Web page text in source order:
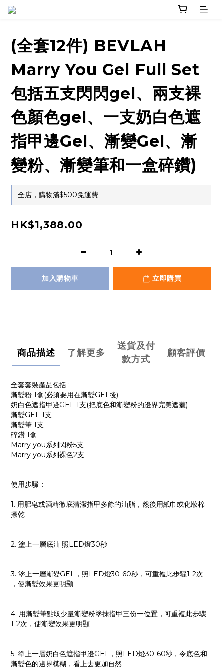
(全套12件) BEVLAH
Marry You Gel Full Set
包括五支閃閃gel、兩支裸
色顏色gel、一支奶白色遮
指甲邊Gel、漸變Gel、漸
變粉、漸變筆和一盒碎鑽)
全店，購物滿$500免運費
HK$1,388.00
加入購物車 立即購買
商品描述 了解更多
送貨及付
款方式
顧客評價
全套套裝產品包括 :
漸變粉 1盒(必須要用在漸變GEL後)
奶白色遮指甲邊GEL 1支(把底色和漸變粉的邊界完美遮蓋)
漸變GEL 1支
漸變筆 1支
碎鑽 1盒
Marry you系列閃粉5支
Marry you系列裸色2支
使用步驟：
1. 用肥皂或酒精徹底清潔指甲多餘的油脂，然後用紙巾或化妝棉
擦乾
2. 塗上一層底油 照LED燈30秒
3. 塗上一層漸變GEL，照LED燈30-60秒，可重複此步驟1-2次
，使漸變效果更明顯
4. 用漸變筆點取少量漸變粉塗抹指甲三份一位置，可重複此步驟
1-2次，使漸變效果更明顯
5. 塗上一層奶白色遮指甲邊GEL，照LED燈30-60秒，令底色和
漸變色的邊界模糊，看上去更加自然